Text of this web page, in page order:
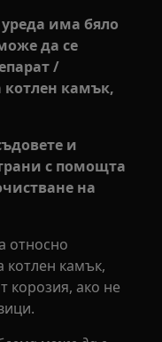
има бяло
да се
/
котлен камък,
и
с помощта
на
относно
котлен камък,
корозия, ако не